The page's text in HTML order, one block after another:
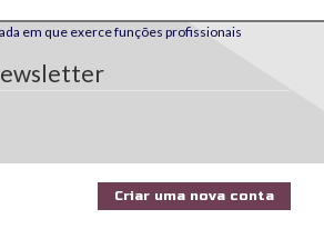
em que exerce funções profissionais